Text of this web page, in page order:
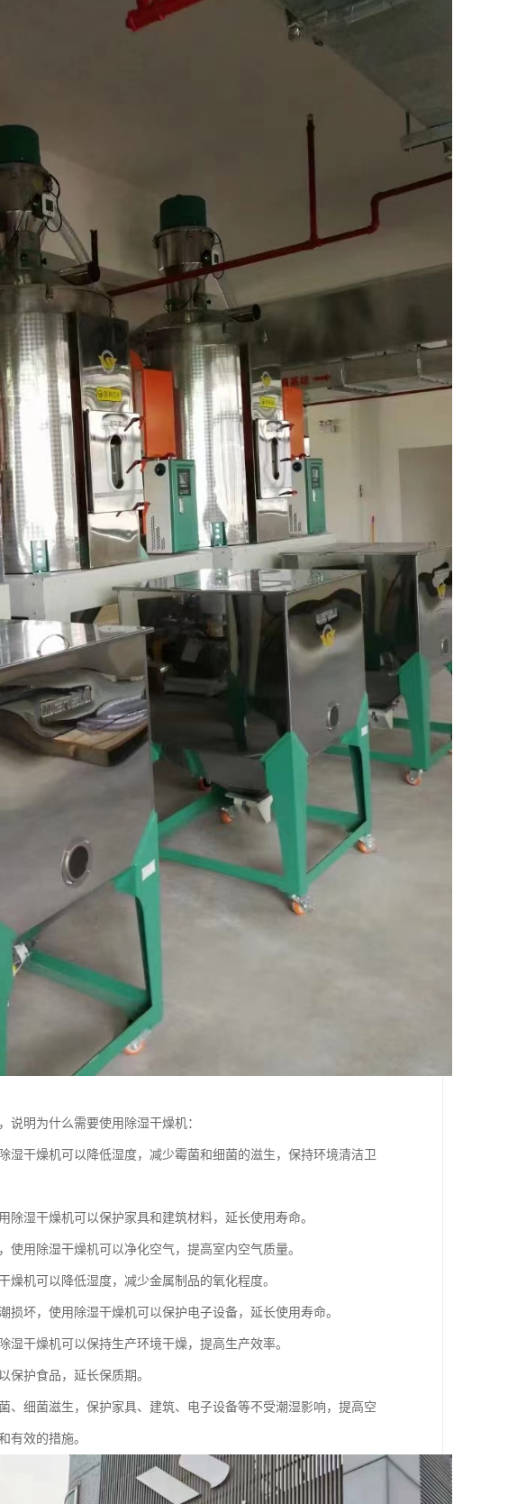
说明为什么需要使用除湿干燥机：
湿干燥机可以降低湿度，减少霉菌和细菌的滋生，保持环境清洁卫
湿干燥机可以保护家具和建筑材料，延长使用寿命。
用除湿干燥机可以净化空气，提高室内空气质量。
机可以降低湿度，减少金属制品的氧化程度。
坏，使用除湿干燥机可以保护电子设备，延长使用寿命。
干燥机可以保持生产环境干燥，提高生产效率。
保护食品，延长保质期。
细菌滋生，保护家具、建筑、电子设备等不受潮湿影响，提高空
有效的措施。